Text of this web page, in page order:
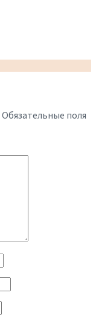
Обязательные поля